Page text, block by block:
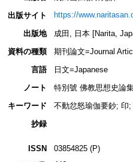
出版サイト
https://
出版地
成田, 日本 [Narita,
資料の種類
期刊論文=Journal
言語
日文=Japanese
ノート
特別號 佛教思想史論
キーワード
不動忿怒瑜伽要鈔; 印
抄録
ISSN
03854825 (P)